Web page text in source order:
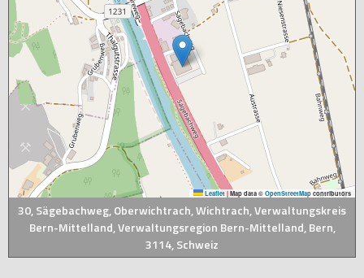
Leaflet | Map data © OpenStreetMap contributors
30, Sägebachweg, Oberwichtrach, Wichtrach, Verwaltungskreis
Bern-Mittelland, Verwaltungsregion Bern-Mittelland, Bern,
3114, Schweiz